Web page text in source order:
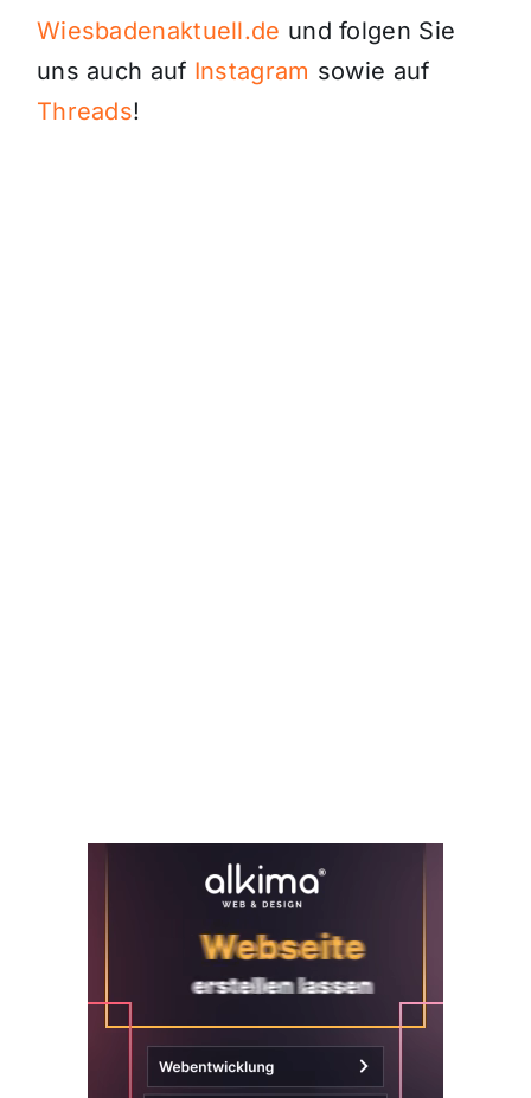
Wiesbadenaktuell.de und folgen Sie
uns auch auf Instagram sowie auf
Threads!